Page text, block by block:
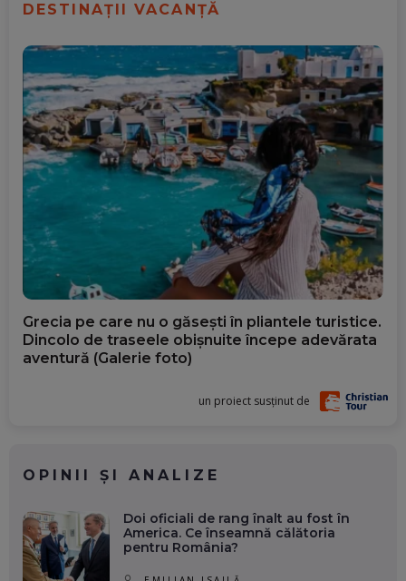
DESTINAȚII VACANȚĂ
Grecia pe care nu o găsești în pliantele turistice.
Dincolo de traseele obișnuite începe adevărata
aventură (Galerie foto)
un proiect susținut de
OPINII ȘI ANALIZE
Doi oficiali de rang înalt au fost în
America. Ce înseamnă călătoria
pentru România?